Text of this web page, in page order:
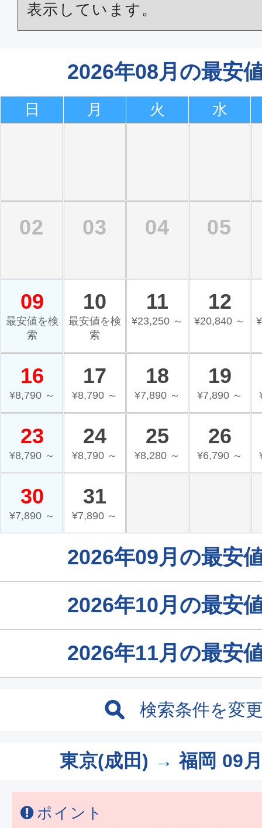
表示しています。
2026年08月の最安
日 月 火 水
02 03 04 05
09
最安値を検
索
10
最安値を検
索
11
¥23,250 ～
12
¥20,840 ～
16
¥8,790 ～
17
¥8,790 ～
18
¥7,890 ～
19
¥7,890 ～
23
¥8,790 ～
24
¥8,790 ～
25
¥8,280 ～
26
¥6,790 ～
30
¥7,890 ～
31
¥7,890 ～
2026年09月の最安
2026年10月の最安
2026年11月の最安
検索条件を変
東京(成田) → 福岡 09
ポイント